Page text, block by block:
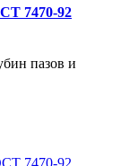
7470-92
пазов и